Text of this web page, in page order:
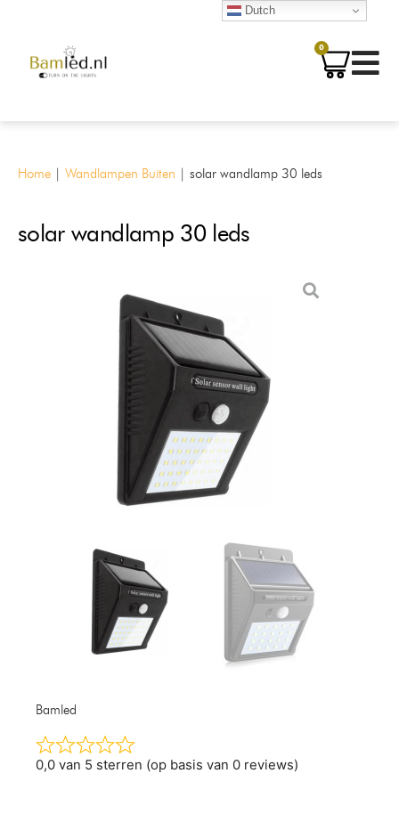
0
Home | Wandlampen Buiten | solar wandlamp 30 leds
solar wandlamp 30 leds
Bamled
0,0 van 5 sterren (op basis van 0 reviews)
Dutch